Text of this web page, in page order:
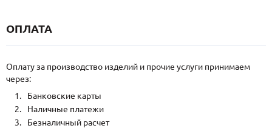
ОПЛАТА
Оплату за производство изделий и прочие услуги принимаем
через:
Банковские карты
Наличные платежи
Безналичный расчет